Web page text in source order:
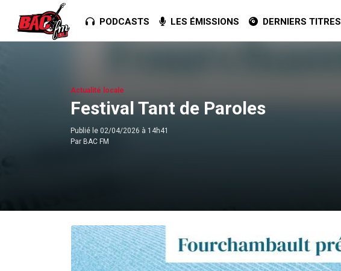
PODCASTS LES ÉMISSIONS DERNIERS TITRES
Actualité locale
Festival Tant de Paroles
Publié le 02/04/2026 à 14h41
Par BAC FM